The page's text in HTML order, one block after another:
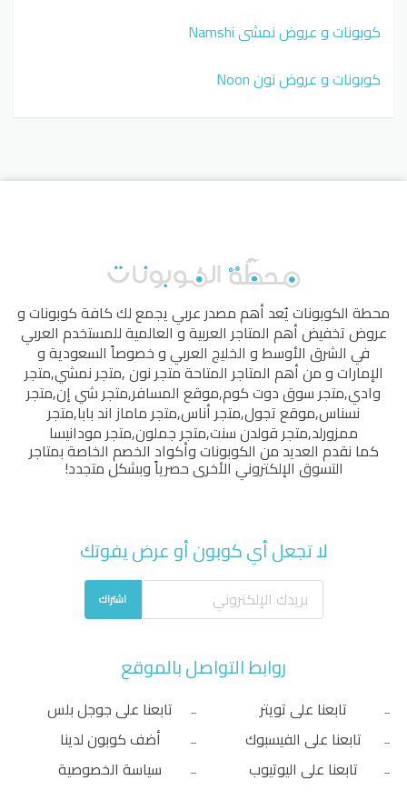
كوبونات و عروض نمشي Namshi
كوبونات و عروض نون Noon
محطة الكوبوناتيُعد أهم مصدر عربي يجمع لك كافة كوبونات و
عروض تخفيض أهم المتاجر العربية و العالمية للمستخدم العربي
في الشرق الأوسط و الخليج العربي و خصوصاً السعودية و
الإمارات و من أهم المتاجر المتاحةمتجر نون,متجر نمشي,متجر
وادي,متجر سوق دوت كوم,موقع المسافر,متجر شي إن,متجر
نسناس,موقع تجول,متجر أناس,متجر ماماز اند بابا,متجر
ممزورلد,متجر قولدن سنت,متجر جملون,متجر مودانيسا
كما نقدم العديد من الكوبونات وأكواد الخصم الخاصة بمتاجر
التسوق الإلكتروني الأخرى حصرياً وبشكل متجدد!
لا تجعل أي كوبون أو عرض يفوتك
اشتراك
روابط التواصل بالموقع
تابعنا على تويتر
تابعنا على الفيسبوك
تابعنا على اليوتيوب
تابعنا على جوجل بلس
أضف كوبون لدينا
سياسة الخصوصية